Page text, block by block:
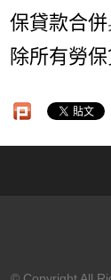
保貸款合併
除所有勞